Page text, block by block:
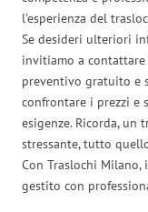
l’esperienza del
Se desideri ulteriori
invitiamo a contattare
preventivo gratuito e
confrontare i prezzi e
esigenze. Ricorda, un
stressante, tutto
Con Traslochi
gestito con